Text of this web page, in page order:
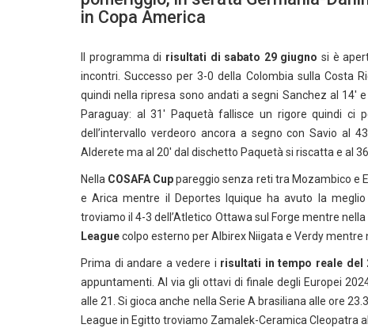
in Copa America
Il programma di risultati di sabato 29 giugnosi è
incontri. Successo per 3-0 della Colombia sulla Costa
quindi nella ripresa sono andati a segni Sanchez al 14′
Paraguay: al 31′ Paquetà fallisce un rigore quindi ci
dell’intervallo verdeoro ancora a segno con Savio al
Alderete ma al 20′ dal dischetto Paquetà si riscatta e al
Nella COSAFA Cuppareggio senza reti tra Mozambico e
e Arica mentre il Deportes Iquique ha avuto la meglio
troviamo il 4-3 dell’Atletico Ottawa sul Forge mentre nella
Leaguecolpo esterno per Albirex Niigata e Verdy mentre
Prima di andare a vedere i risultati in tempo reale del
appuntamenti. Al via gli ottavi di finale degli Europei
alle 21. Si gioca anche nella Serie A brasiliana alle ore
League in Egitto troviamo Zamalek-Ceramica Cleopatra